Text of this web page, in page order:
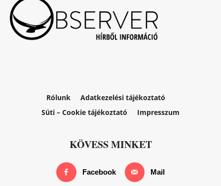
Rólunk
Adatkezelési tájékoztató
Süti – Cookie tájékoztató
Impresszum
KÖVESS MINKET
Facebook Mail